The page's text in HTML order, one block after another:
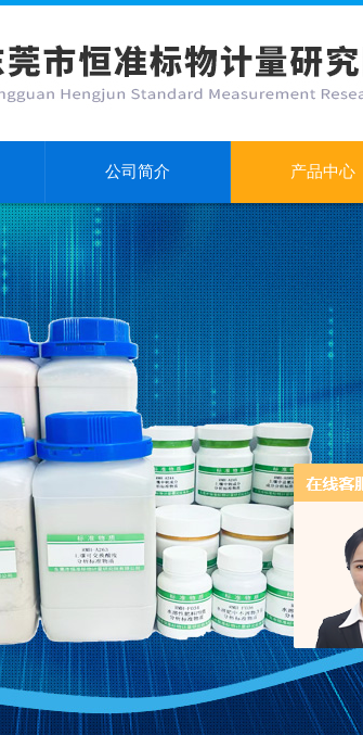
公司简介 产品中心